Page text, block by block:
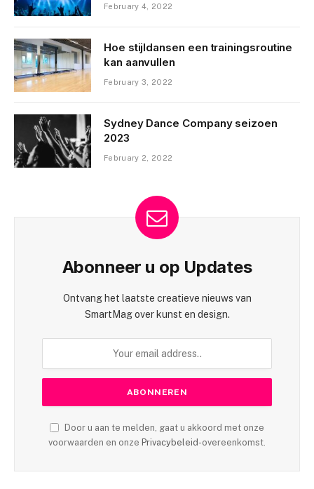
February 4, 2022
Hoe stijldansen een trainingsroutine
kan aanvullen
February 3, 2022
Sydney Dance Company seizoen
2023
February 2, 2022
Abonneer u op Updates
Ontvang het laatste creatieve nieuws van
SmartMag over kunst en design.
Door u aan te melden, gaat u akkoord met onze
voorwaarden en onze Privacybeleid-overeenkomst.